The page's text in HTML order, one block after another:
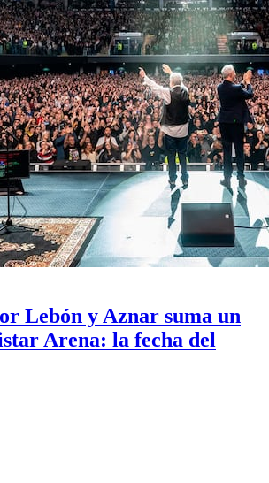
Lebón y Aznar suma un
Arena: la fecha del